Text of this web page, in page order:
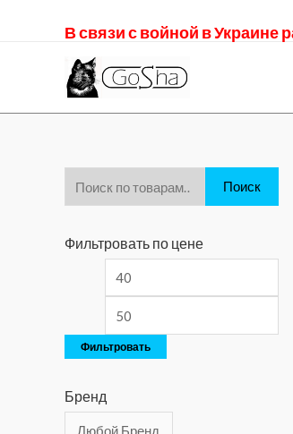
В связи с войной в Украине
Поиск
Фильтровать по цене
Фильтровать
Бренд